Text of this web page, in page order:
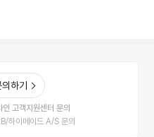
하기
고객지원센터 문의
하이메이드 A/S 문의